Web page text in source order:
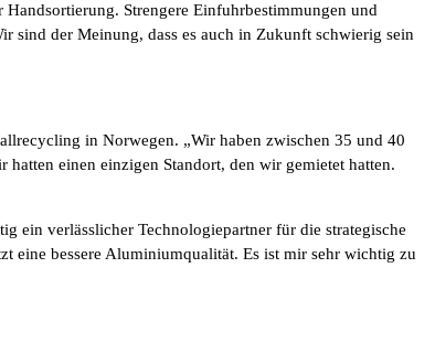
Strengere Einfuhrbestimmungen und
sind der Meinung, dass es auch in Zukunft schwierig sein
in Norwegen. „Wir haben zwischen 35 und 40
einen einzigen Standort, den wir gemietet hatten.
ein verlässlicher Technologiepartner für die strategische
eine bessere Aluminiumqualität. Es ist mir sehr wichtig zu